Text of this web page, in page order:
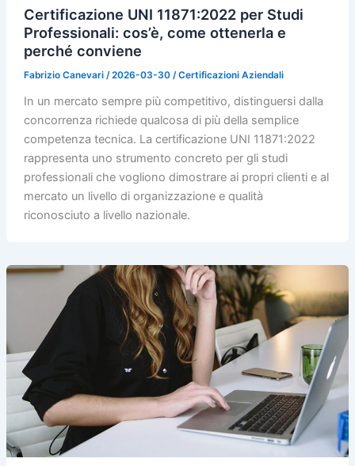
Certificazione UNI 11871:2022 per Studi
Professionali: cos’è, come ottenerla e
perché conviene
Fabrizio Canevari /2026-03-30 /Certificazioni Aziendali
In un mercato sempre più competitivo, distinguersi dalla
concorrenza richiede qualcosa di più della semplice
competenza tecnica. La certificazione UNI 11871:2022
rappresenta uno strumento concreto per gli studi
professionali che vogliono dimostrare ai propri clienti e al
mercato un livello di organizzazione e qualità
riconosciuto a livello nazionale.